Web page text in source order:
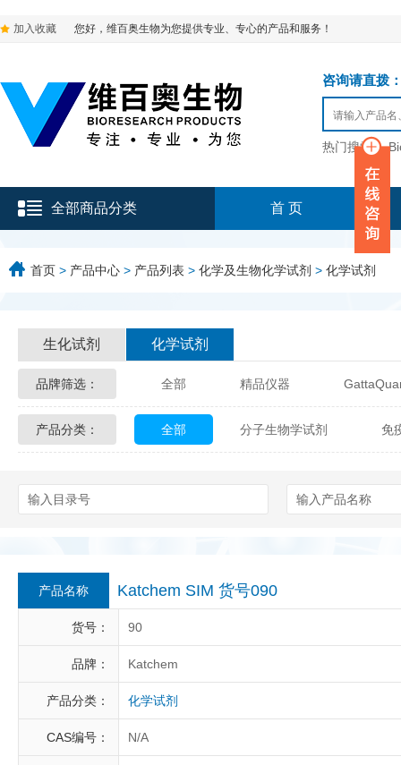
加入收藏 您好，维百奥生物为您提供专业、专心的产品和服务！
咨询请直拨
热门搜索：
全部商品分类 首 页
首页 > 产品中心 > 产品列表 > 化学及生物化学试剂 > 化学试剂
生化试剂 化学试剂
品牌筛选： 全部 精品仪器
Glycon Biochem Sterlitech
Berry & Associates
LGC Maine Standards
Abbexa AbD Serotec
产品分类： 全部 分子生物学试剂 免
产品名称 Katchem SIM 货号090
货号： 90
品牌： Katchem
产品分类： 化学试剂
CAS编号： N/A